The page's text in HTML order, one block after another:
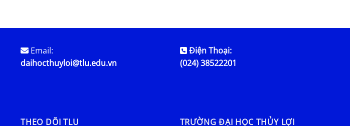
Email:
daihocthuyloi@tlu.edu.vn
Điện Thoại:
(024) 38522201
THEO DÕI TLU TRƯỜNG ĐẠI HỌC THỦY LỢI